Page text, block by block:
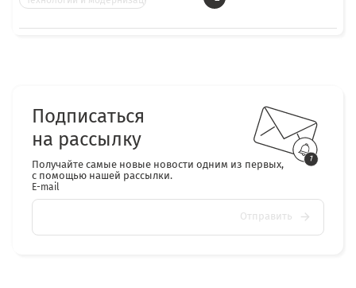
Подписаться
на рассылку
Получайте самые новые новости одним из первых,
с помощью нашей рассылки.
E-mail
Отправить